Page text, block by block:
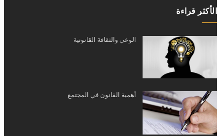
الأكثر قراءة
الوعي والثقافة القانونية
أهمية القانون في المجتمع